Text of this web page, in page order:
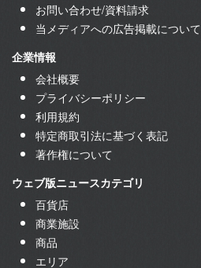
お問い合わせ/資料請求
当メディアへの広告掲載について
企業情報
会社概要
プライバシーポリシー
利用規約
特定商取引法に基づく表記
著作権について
ウェブ版ニュースカテゴリ
百貨店
商業施設
商品
エリア